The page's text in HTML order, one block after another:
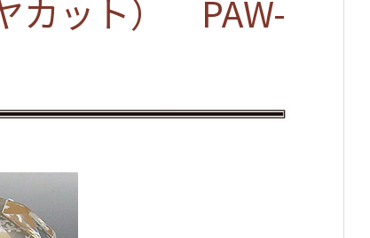
カット） PAW-